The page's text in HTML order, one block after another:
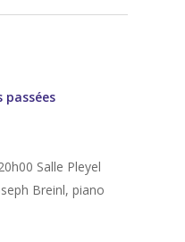
passées
Salle Pleyel
Breinl, piano